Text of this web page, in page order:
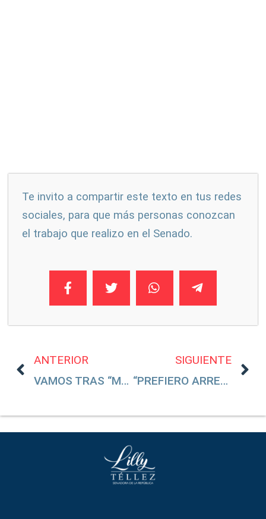
Te invito a compartir este texto en tus redes
sociales, para que más personas conozcan
el trabajo que realizo en el Senado.
ANTERIOR
VAMOS TRAS “MALORO”
SIGUIENTE
“PREFIERO ARREPENTIRME, A NO HACER LAS COSAS”